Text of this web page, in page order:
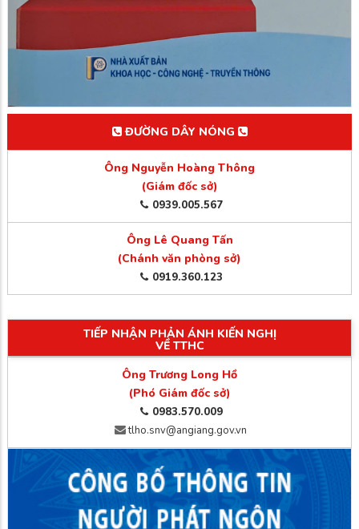
ĐƯỜNG DÂY NÓNG
Ông Nguyễn Hoàng Thông
(Giám đốc sở)
0939.005.567
Ông Lê Quang Tấn
(Chánh văn phòng sở)
0919.360.123
TIẾP NHẬN PHẢN ÁNH KIẾN NGHỊ
VỀ TTHC
Ông Trương Long Hồ
(Phó Giám đốc sở)
0983.570.009
tlho.snv@angiang.gov.vn